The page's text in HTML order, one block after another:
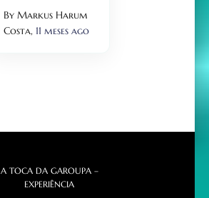
By Markus Harum
Costa, 11 meses ago
A TOCA DA GAROUPA –
EXPERIÊNCIA